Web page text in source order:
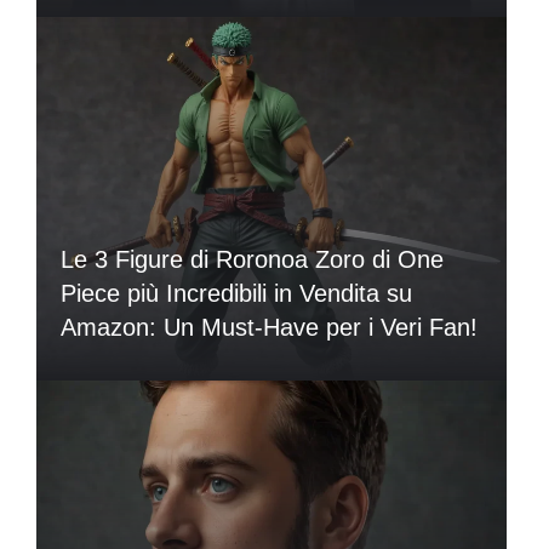
Le 3 Figure di Roronoa Zoro di One
Piece più Incredibili in Vendita su
Amazon: Un Must-Have per i Veri Fan!